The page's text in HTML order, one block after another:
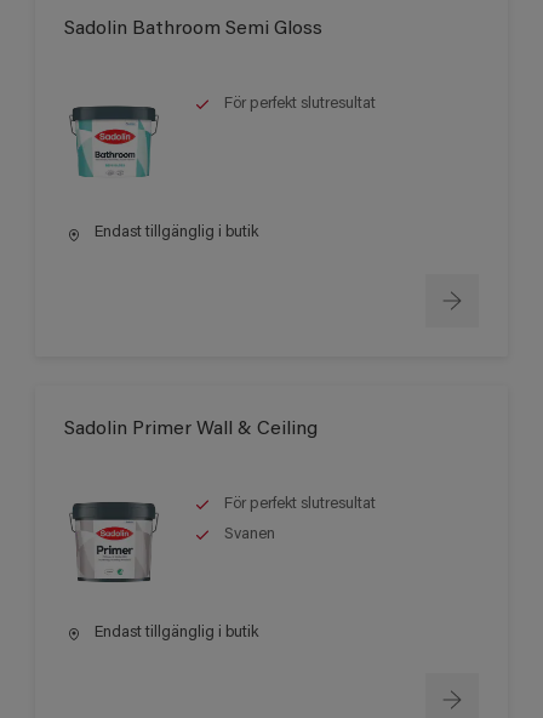
Sadolin Bathroom Semi Gloss
För perfekt slutresultat
Endast tillgänglig i butik
Sadolin Primer Wall & Ceiling
För perfekt slutresultat
Svanen
Endast tillgänglig i butik